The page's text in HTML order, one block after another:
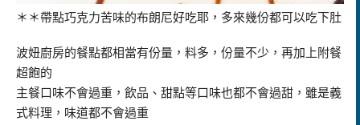
＊＊帶點巧克力苦味的布朗尼好吃耶，多來幾份都可以吃下肚
波妞廚房的餐點都相當有份量，料多，份量不少，再加上附餐
超飽的
主餐口味不會過重，飲品、甜點等口味也都不會過甜，雖是義
式料理，味道都不會過重